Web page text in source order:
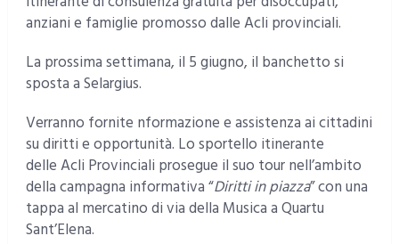
anziani e famiglie promosso dalle Acli provinciali.
La prossima settimana, il 5 giugno, il banchetto si
sposta a Selargius.
Verranno fornite nformazione e assistenza ai cittadini
su diritti e opportunità. Lo sportello itinerante
delle Acli Provinciali prosegue il suo tour nell’ambito
della campagna informativa “Diritti in piazza” con una
tappa al mercatino di via della Musica a Quartu
Sant’Elena.